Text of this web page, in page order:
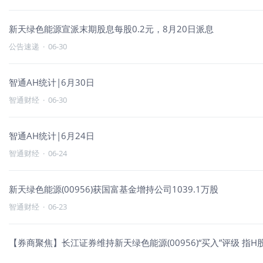
新天绿色能源宣派末期股息每股0.2元，8月20日派息
公告速递 · 06-30
智通AH统计|6月30日
智通财经 · 06-30
智通AH统计|6月24日
智通财经 · 06-24
新天绿色能源(00956)获国富基金增持公司1039.1万股
智通财经 · 06-23
【券商聚焦】长江证券维持新天绿色能源(00956)“买入”评级 指H